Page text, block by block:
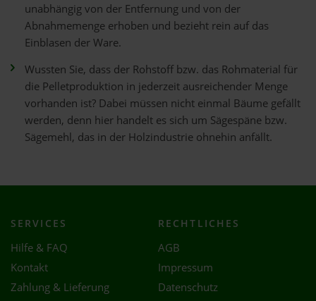
unabhängig von der Entfernung und von der
Abnahmemenge erhoben und bezieht rein auf das
Einblasen der Ware.
Wussten Sie, dass der Rohstoff bzw. das Rohmaterial für
die Pelletproduktion in jederzeit ausreichender Menge
vorhanden ist? Dabei müssen nicht einmal Bäume gefällt
werden, denn hier handelt es sich um Sägespäne bzw.
Sägemehl, das in der Holzindustrie ohnehin anfällt.
SERVICES
Hilfe & FAQ
Kontakt
Zahlung & Lieferung
RECHTLICHES
AGB
Impressum
Datenschutz